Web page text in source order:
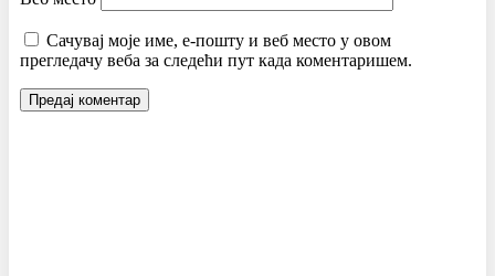
Сачувај моје име, е-пошту и веб место у овом
прегледачу веба за следећи пут када коментаришем.